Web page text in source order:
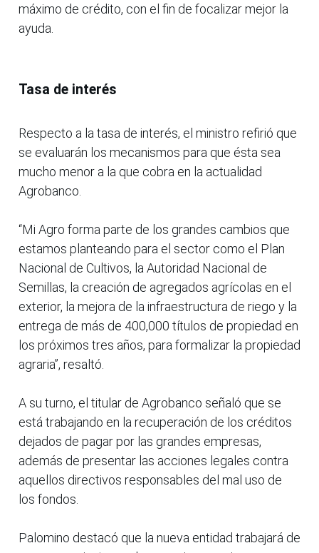
máximo de crédito, con el fin de focalizar mejor la
ayuda.
Tasa de interés
Respecto a la tasa de interés, el ministro refirió que
se evaluarán los mecanismos para que ésta sea
mucho menor a la que cobra en la actualidad
Agrobanco.
“Mi Agro forma parte de los grandes cambios que
estamos planteando para el sector como el Plan
Nacional de Cultivos, la Autoridad Nacional de
Semillas, la creación de agregados agrícolas en el
exterior, la mejora de la infraestructura de riego y la
entrega de más de 400,000 títulos de propiedad en
los próximos tres años, para formalizar la propiedad
agraria”, resaltó.
A su turno, el titular de Agrobanco señaló que se
está trabajando en la recuperación de los créditos
dejados de pagar por las grandes empresas,
además de presentar las acciones legales contra
aquellos directivos responsables del mal uso de
los fondos.
Palomino destacó que la nueva entidad trabajará de